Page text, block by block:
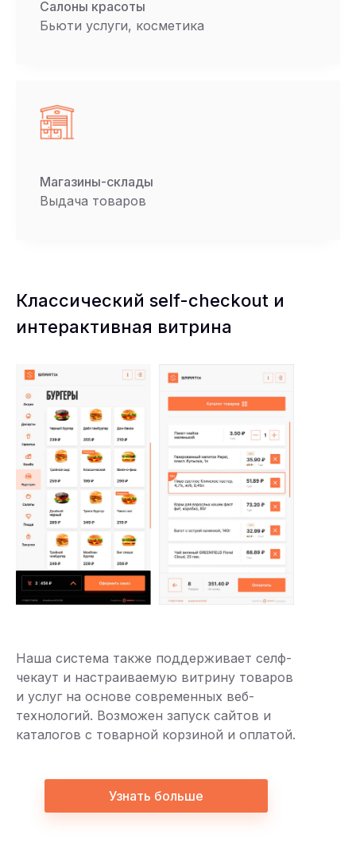
Салоны красоты
Бьюти услуги, косметика
Магазины-склады
Выдача товаров
Классический self-checkout и
интерактивная витрина
Наша система также поддерживает селф-
чекаут и настраиваемую витрину товаров
и услуг на основе современных веб-
технологий. Возможен запуск сайтов и
каталогов с товарной корзиной и оплатой.
Узнать больше